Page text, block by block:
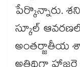
పేర్కొన్నారు.
స్కూల్
అంతర్జాతీయ